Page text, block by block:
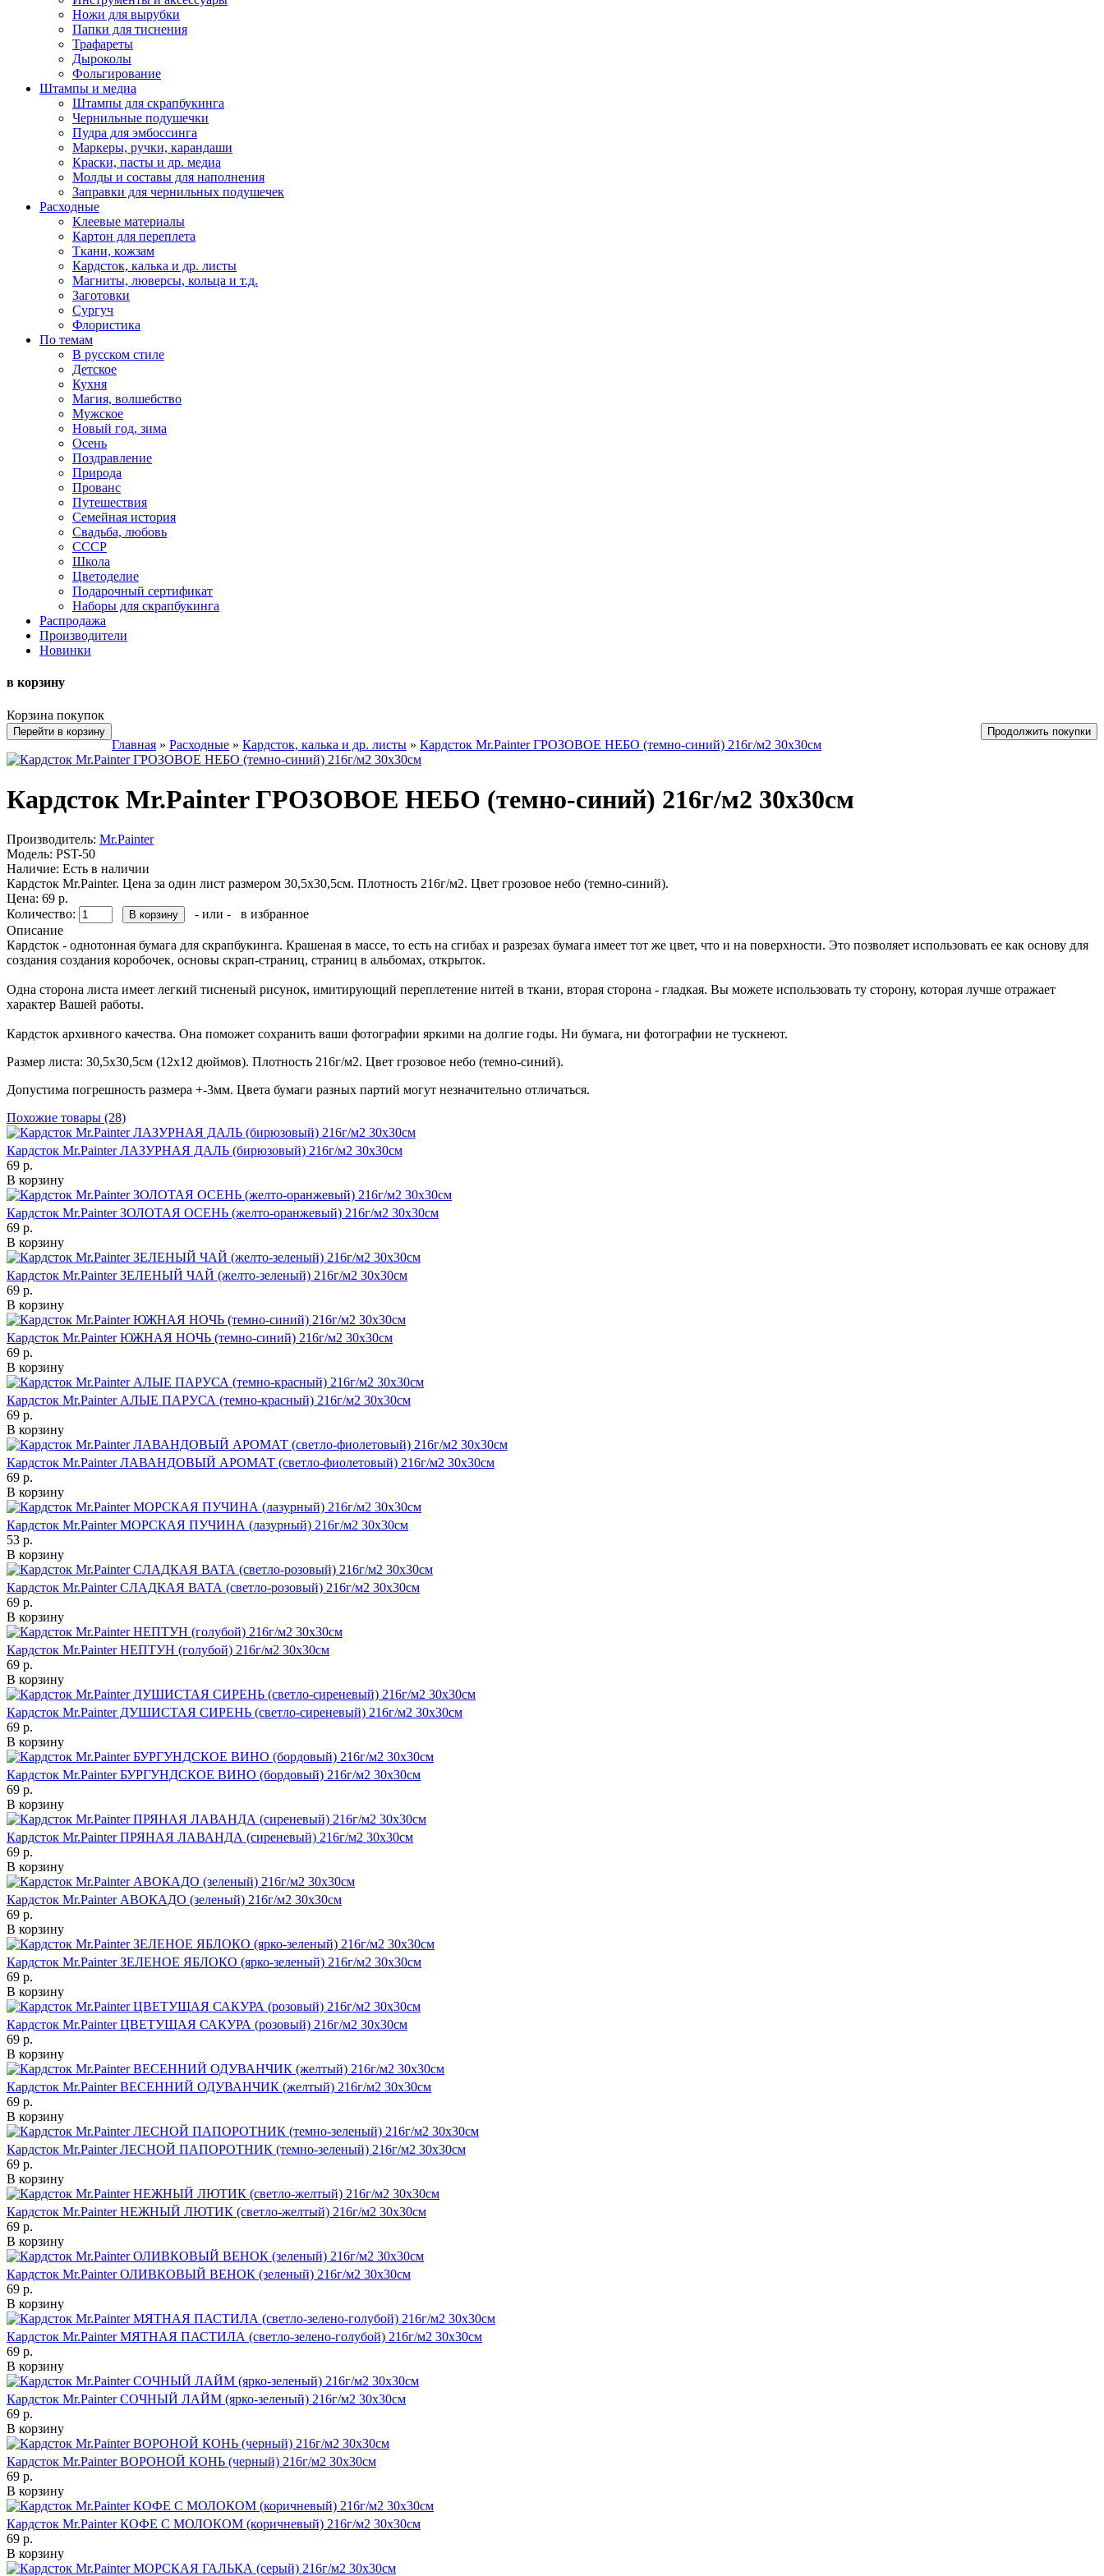
Ножи для вырубки
Папки для тиснения
Трафареты
Дыроколы
Фольгирование
Штампы и медиа
Штампы для скрапбукинга
Чернильные подушечки
Пудра для эмбоссинга
Маркеры, ручки, карандаши
Краски, пасты и др. медиа
Молды и составы для наполнения
Заправки для чернильных подушечек
Расходные
Клеевые материалы
Картон для переплета
Ткани, кожзам
Кардсток, калька и др. листы
Магниты, люверсы, кольца и т.д.
Заготовки
Сургуч
Флористика
По темам
В русском стиле
Детское
Кухня
Магия, волшебство
Мужское
Новый год, зима
Осень
Поздравление
Природа
Прованс
Путешествия
Семейная история
Свадьба, любовь
СССР
Школа
Цветоделие
Подарочный сертификат
Наборы для скрапбукинга
Распродажа
Производители
Новинки
в корзину
Корзина покупок
Перейти в корзину Продолжить покупки
Главная » Расходные » Кардсток, калька и др. листы » Кардсток Mr.Painter ГРОЗОВОЕ НЕБО (темно-синий) 216г/м2 30х30см
Кардсток Mr.Painter ГРОЗОВОЕ НЕБО (темно-синий) 216г/м2 30х30см
Производитель: Mr.Painter
Модель: PST-50
Наличие: Есть в наличии
Кардсток Mr.Painter. Цена за один лист размером 30,5х30,5см. Плотность 216г/м2. Цвет грозовое небо (темно-синий).
Цена: 69 р.
Количество:
- или -
в избранное
Описание
Кардсток - однотонная бумага для скрапбукинга. Крашеная в массе, то есть на сгибах и разрезах бумага имеет тот же цвет, что и на поверхности. Это позволяет использовать ее как основу для
создания создания коробочек, основы скрап-страниц, страниц в альбомах, открыток.
Одна сторона листа имеет легкий тисненый рисунок, имитирующий переплетение нитей в ткани, вторая сторона - гладкая. Вы можете использовать ту сторону, которая лучше отражает
характер Вашей работы.
Кардсток архивного качества. Она поможет сохранить ваши фотографии яркими на долгие годы. Ни бумага, ни фотографии не тускнеют.
Размер листа: 30,5х30,5см (12х12 дюймов). Плотность 216г/м2. Цвет грозовое небо (темно-синий).
Допустима погрешность размера +-3мм. Цвета бумаги разных партий могут незначительно отличаться.
Похожие товары (28)
Кардсток Mr.Painter ЛАЗУРНАЯ ДАЛЬ (бирюзовый) 216г/м2 30х30см
69 р.
В корзину
Кардсток Mr.Painter ЗОЛОТАЯ ОСЕНЬ (желто-оранжевый) 216г/м2 30х30см
69 р.
В корзину
Кардсток Mr.Painter ЗЕЛЕНЫЙ ЧАЙ (желто-зеленый) 216г/м2 30х30см
69 р.
В корзину
Кардсток Mr.Painter ЮЖНАЯ НОЧЬ (темно-синий) 216г/м2 30х30см
69 р.
В корзину
Кардсток Mr.Painter АЛЫЕ ПАРУСА (темно-красный) 216г/м2 30х30см
69 р.
В корзину
Кардсток Mr.Painter ЛАВАНДОВЫЙ АРОМАТ (светло-фиолетовый) 216г/м2 30х30см
69 р.
В корзину
Кардсток Mr.Painter МОРСКАЯ ПУЧИНА (лазурный) 216г/м2 30х30см
53 р.
В корзину
Кардсток Mr.Painter СЛАДКАЯ ВАТА (светло-розовый) 216г/м2 30х30см
69 р.
В корзину
Кардсток Mr.Painter НЕПТУН (голубой) 216г/м2 30х30см
69 р.
В корзину
Кардсток Mr.Painter ДУШИСТАЯ СИРЕНЬ (светло-сиреневый) 216г/м2 30х30см
69 р.
В корзину
Кардсток Mr.Painter БУРГУНДСКОЕ ВИНО (бордовый) 216г/м2 30х30см
69 р.
В корзину
Кардсток Mr.Painter ПРЯНАЯ ЛАВАНДА (сиреневый) 216г/м2 30х30см
69 р.
В корзину
Кардсток Mr.Painter АВОКАДО (зеленый) 216г/м2 30х30см
69 р.
В корзину
Кардсток Mr.Painter ЗЕЛЕНОЕ ЯБЛОКО (ярко-зеленый) 216г/м2 30х30см
69 р.
В корзину
Кардсток Mr.Painter ЦВЕТУЩАЯ САКУРА (розовый) 216г/м2 30х30см
69 р.
В корзину
Кардсток Mr.Painter ВЕСЕННИЙ ОДУВАНЧИК (желтый) 216г/м2 30х30см
69 р.
В корзину
Кардсток Mr.Painter ЛЕСНОЙ ПАПОРОТНИК (темно-зеленый) 216г/м2 30х30см
69 р.
В корзину
Кардсток Mr.Painter НЕЖНЫЙ ЛЮТИК (светло-желтый) 216г/м2 30х30см
69 р.
В корзину
Кардсток Mr.Painter ОЛИВКОВЫЙ ВЕНОК (зеленый) 216г/м2 30х30см
69 р.
В корзину
Кардсток Mr.Painter МЯТНАЯ ПАСТИЛА (светло-зелено-голубой) 216г/м2 30х30см
69 р.
В корзину
Кардсток Mr.Painter СОЧНЫЙ ЛАЙМ (ярко-зеленый) 216г/м2 30х30см
69 р.
В корзину
Кардсток Mr.Painter ВОРОНОЙ КОНЬ (черный) 216г/м2 30х30см
69 р.
В корзину
Кардсток Mr.Painter КОФЕ С МОЛОКОМ (коричневый) 216г/м2 30х30см
69 р.
В корзину